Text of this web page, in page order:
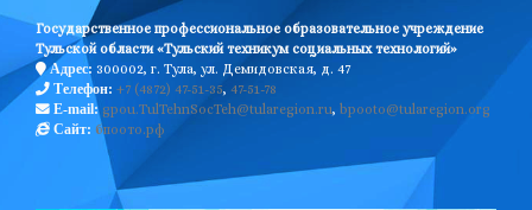
Государственное профессиональное образовательное учреждение
Тульской области «Тульский техникум социальных технологий»
Адрес: 300002, г. Тула, ул. Демидовская, д. 47
Телефон: +7 (4872) 47-51-35, 47-51-78
E-mail: gpou.TulTehnSocTeh@tularegion.ru, bpooto@tularegion.org
Сайт: бпоото.рф